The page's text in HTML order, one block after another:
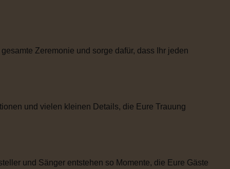
Zeremonie und sorge dafür, dass Ihr jeden
und vielen kleinen Details, die Eure Trauung
und Sänger entstehen so Momente, die Eure Gäste